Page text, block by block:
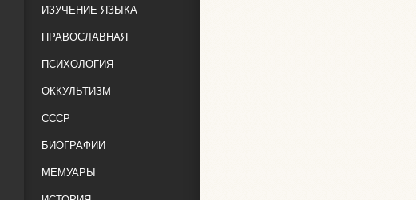
ИЗУЧЕНИЕ ЯЗЫКА
ПРАВОСЛАВНАЯ
ПСИХОЛОГИЯ
ОККУЛЬТИЗМ
СССР
БИОГРАФИИ
МЕМУАРЫ